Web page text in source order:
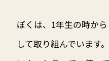
ぼくは、1年生の時か
して取り組んでいます